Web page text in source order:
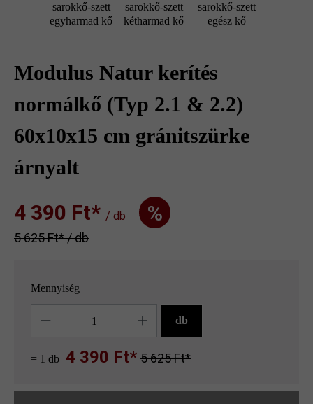
sarokkő-szett
egyharmad kő
sarokkő-szett
kétharmad kő
sarokkő-szett
egész kő
Modulus Natur kerítés
normálkő (Typ 2.1 & 2.2)
60x10x15 cm gránitszürke
árnyalt
4 390 Ft‎‎‎* / db %
5 625 Ft‎‎‎* / db
Mennyiség
db
= 1 db 4 390 Ft* 5 625 Ft*